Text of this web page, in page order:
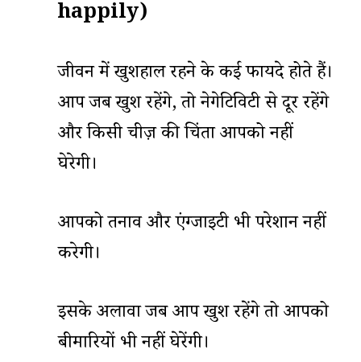
happily)
जीवन में खुशहाल रहने के कई फायदे होते हैं।
आप जब खुश रहेंगे, तो नेगेटिविटी से दूर रहेंगे
और किसी चीज़ की चिंता आपको नहीं
घेरेगी।
आपको तनाव और एंग्जाइटी भी परेशान नहीं
करेगी।
इसके अलावा जब आप खुश रहेंगे तो आपको
बीमारियों भी नहीं घेरेंगी।